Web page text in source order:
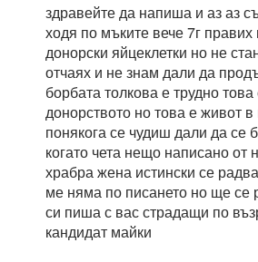
здравейте да напиша и аз аз
ходя по мъките вече 7г правих
донорски яйцеклетки но не
отчаях и не знам дали да
борбата толкова е трудно това
донорството но това е живот в
понякога се чудиш дали да се
когато чета нещо написано от
храбра жена истински се
ме няма по писането но ще се
си пиша с вас страдащи по
кандидат майки